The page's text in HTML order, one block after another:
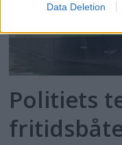
Data Deletion
Politiets